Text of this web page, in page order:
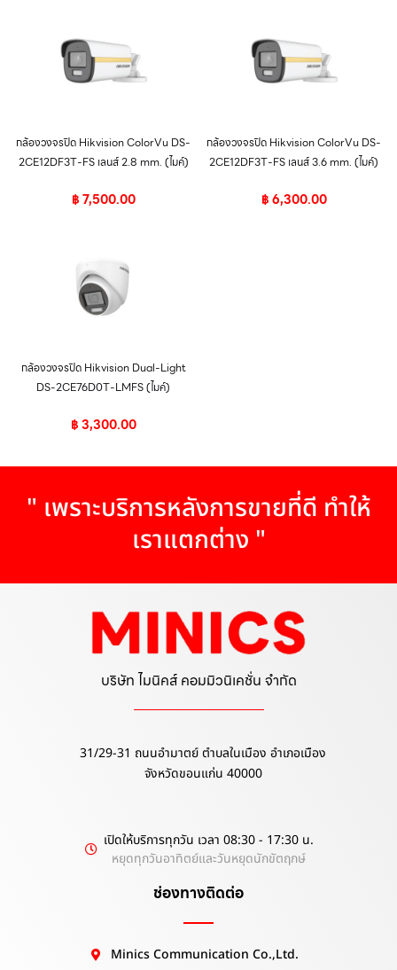
กล้องวงจรปิด Hikvision ColorVu DS-
2CE12DF3T-FS เลนส์ 2.8 mm. (ไมค์)
฿7,500.00
กล้องวงจรปิด Hikvision ColorVu DS-
2CE12DF3T-FS เลนส์ 3.6 mm. (ไมค์)
฿6,300.00
กล้องวงจรปิด Hikvision Dual-Light
DS-2CE76D0T-LMFS (ไมค์)
฿3,300.00
" เพราะบริการหลังการขายที่ดี ทำให้
เราแตกต่าง "
บริษัท ไมนิคส์ คอมมิวนิเคชั่น จำกัด
31/29-31 ถนนอำมาตย์ ตำบลในเมือง อำเภอเมือง
จังหวัดขอนแก่น 40000
เปิดให้บริการทุกวัน เวลา 08:30 - 17:30 น.
หยุดทุกวันอาทิตย์และวันหยุดนักขัตฤกษ์
ช่องทางติดต่อ
Minics Communication Co.,Ltd.